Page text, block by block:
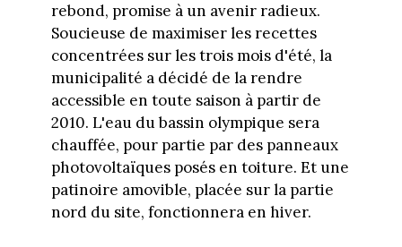
rebond, promise à un avenir radieux.
Soucieuse de maximiser les recettes
concentrées sur les trois mois d'été, la
municipalité a décidé de la rendre
accessible en toute saison à partir de
2010. L'eau du bassin olympique sera
chauffée, pour partie par des panneaux
photovoltaïques posés en toiture. Et une
patinoire amovible, placée sur la partie
nord du site, fonctionnera en hiver.